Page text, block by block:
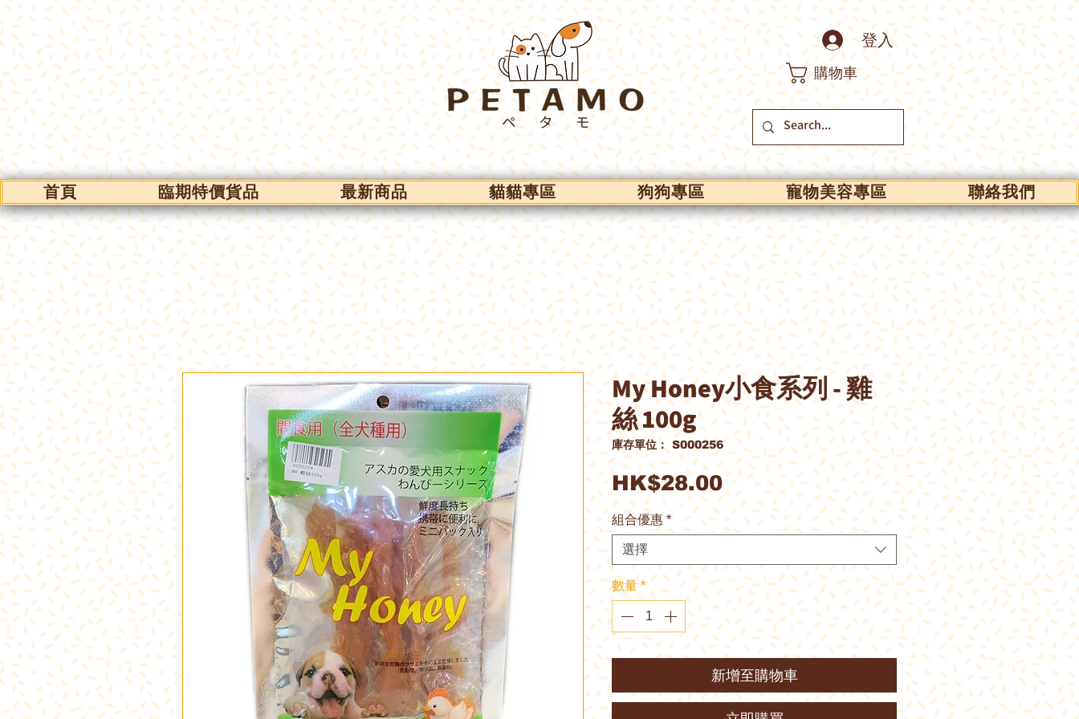
登入
購物車
首頁 臨期特價貨品 最新商品 貓貓專區 狗狗專區 寵物美容專區 聯絡我們
My Honey小食系列 - 雞
絲 100g
庫存單位： S000256
HK$28.00價
格
組合優惠 *
選擇
數量 *
新增至購物車